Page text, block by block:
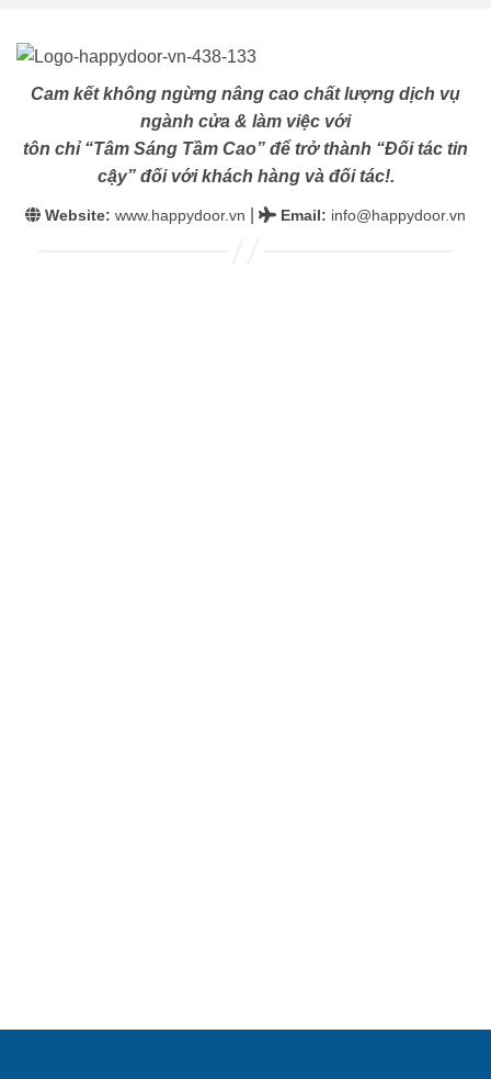
Cam kết không ngừng nâng cao chất lượng dịch vụ
ngành cửa & làm việc với
tôn chỉ “Tâm Sáng Tầm Cao” để trở thành “Đối tác tin
cậy” đối với khách hàng và đối tác!.
Website: www.happydoor.vn Email: info@happydoor.vn